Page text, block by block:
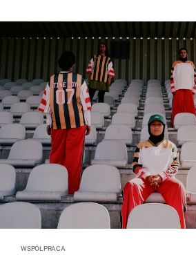
WSPÓŁPRACA